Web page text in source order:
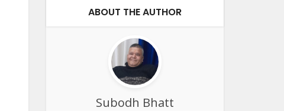
ABOUT THE AUTHOR
Subodh Bhatt